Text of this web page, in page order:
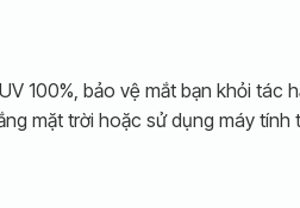
100%, bảo vệ mắt bạn khỏi tác
mặt trời hoặc sử dụng máy tính